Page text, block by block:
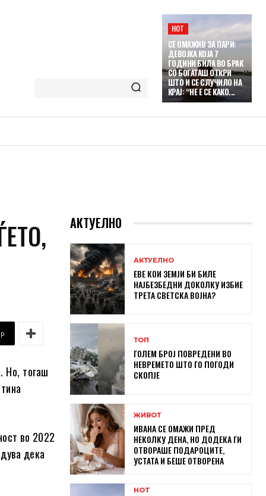
HOT
СЕ ОМАЖИВ ЗА ПАРИ:
ДЕВОЈКА КОЈА 7
ГОДИНИ БИЛА ВО БРАК
СО БОГАТАШ ОТКРИ
ШТО И СЕ СЛУЧИЛО НА
КРАЈ: “НЕ Е СЕ КАКО...
Но, тогаш
во 2022
дека
АКТУЕЛНО
АКТУЕЛНО
ЕВЕ КОИ ЗЕМЈИ БИ БИЛЕ
НАЈБЕЗБЕДНИ ДОКОЛКУ ИЗБИЕ
ТРЕТА СВЕТСКА ВОЈНА?
ТОП
ГОЛЕМ БРОЈ ПОВРЕДЕНИ ВО
НЕВРЕМЕТО ШТО ГО ПОГОДИ
СКОПЈЕ
ЖИВОТ
ИВАНА СЕ ОМАЖИ ПРЕД
НЕКОЛКУ ДЕНА, НО ДОДЕКА ГИ
ОТВОРАШЕ ПОДАРОЦИТЕ,
УСТАТА И БЕШЕ ОТВОРЕНА
HOT